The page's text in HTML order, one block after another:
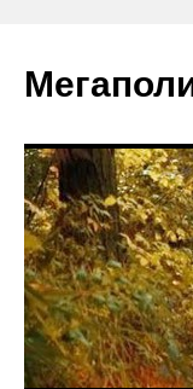
содержимому